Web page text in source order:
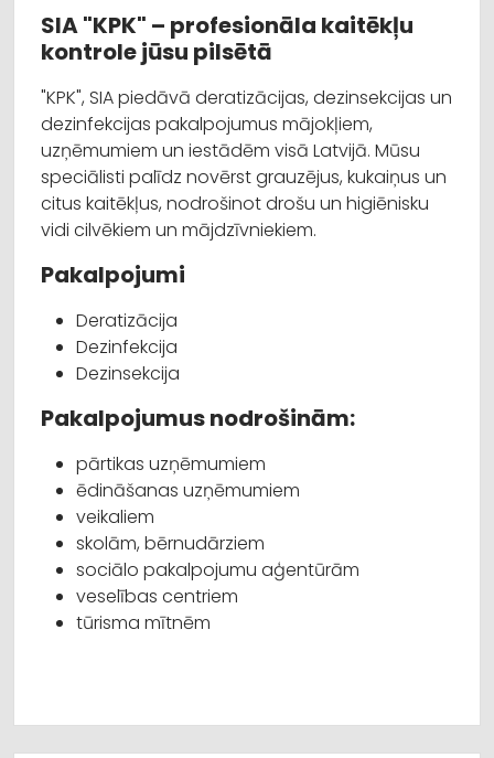
SIA "KPK" – profesionāla kaitēkļu
kontrole jūsu pilsētā
"KPK", SIA piedāvā deratizācijas, dezinsekcijas un
dezinfekcijas pakalpojumus mājokļiem,
uzņēmumiem un iestādēm visā Latvijā. Mūsu
speciālisti palīdz novērst grauzējus, kukaiņus un
citus kaitēkļus, nodrošinot drošu un higiēnisku
vidi cilvēkiem un mājdzīvniekiem.
Pakalpojumi
Deratizācija
Dezinfekcija
Dezinsekcija
Pakalpojumus nodrošinām:
pārtikas uzņēmumiem
ēdināšanas uzņēmumiem
veikaliem
skolām, bērnudārziem
sociālo pakalpojumu aģentūrām
veselības centriem
tūrisma mītnēm